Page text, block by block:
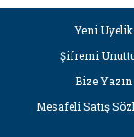
Yeni Üyelik
Şifremi
Bize Yazın
Mesafeli Satış